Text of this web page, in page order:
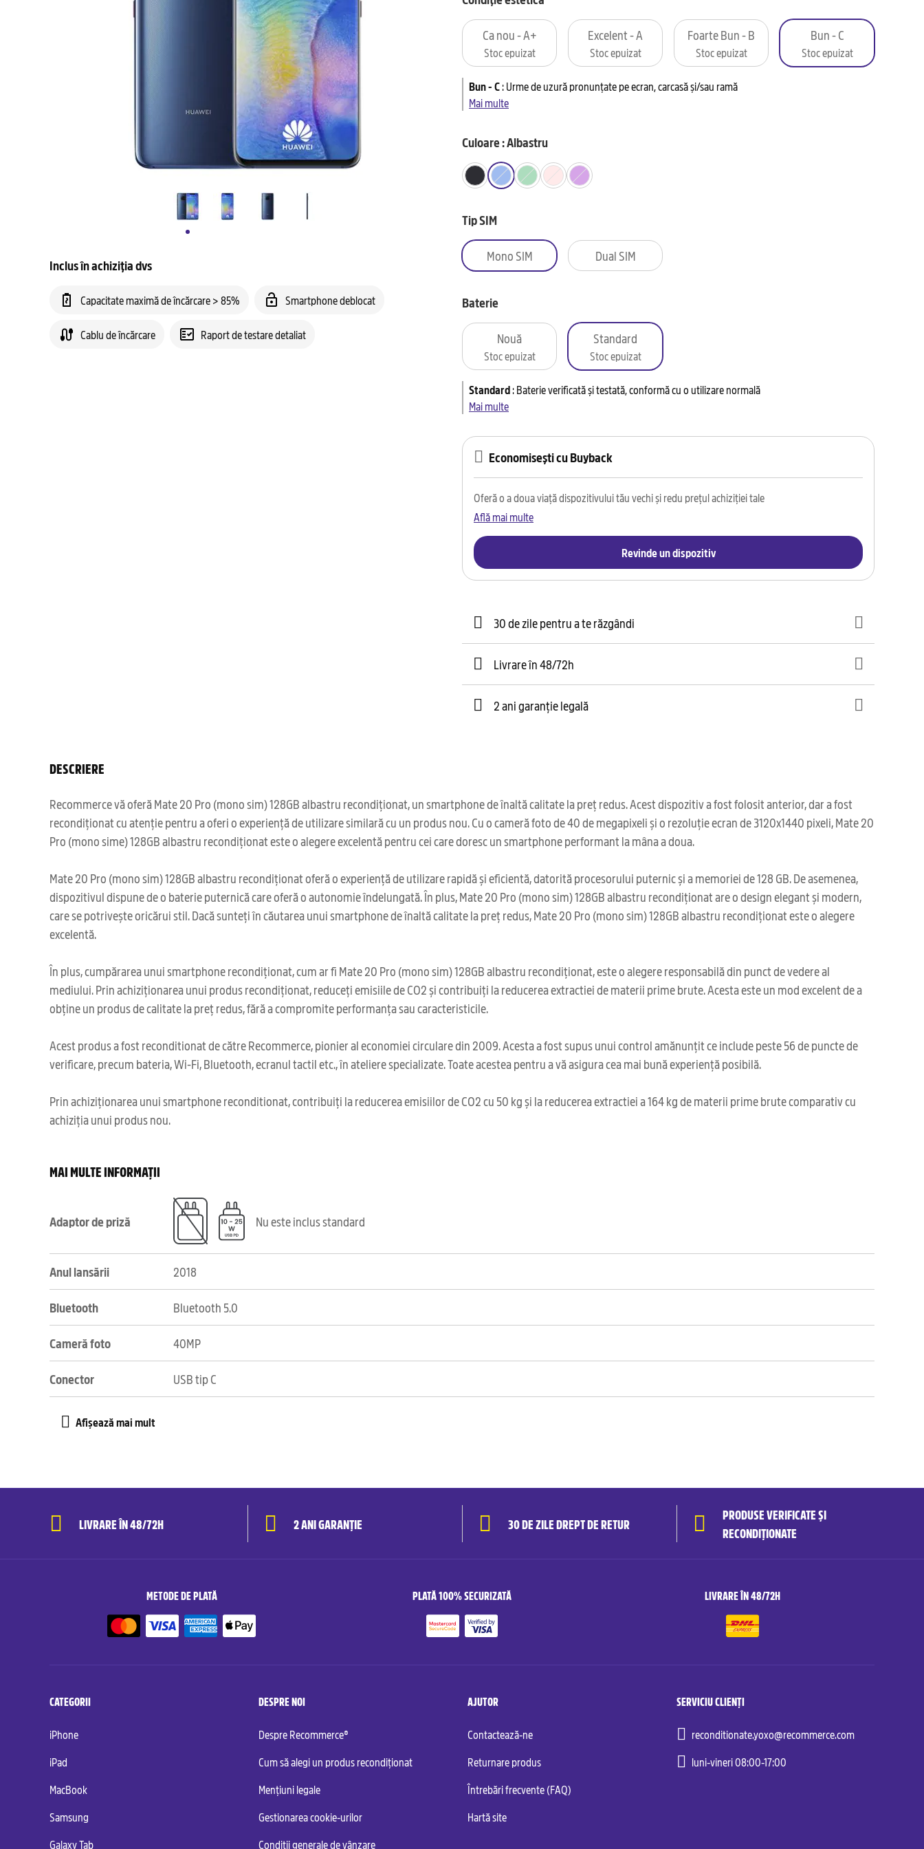
Inclus în achiziția dvs
Capacitate maximă de încărcare > 85% Smartphone deblocat
Cablu de încărcare Raport de testare detaliat
Ca nou - A+
Stoc epuizat
Excelent - A
Stoc epuizat
Foarte Bun - B
Stoc epuizat
Bun - C
Stoc epuizat
Bun - C:Urme de uzură pronunțate pe ecran, carcasă și/sau ramă
Mai multe
Culoare : Albastru
Tip SIM
Mono SIM Dual SIM
Baterie
Nouă
Stoc epuizat
Standard
Stoc epuizat
Standard:Baterie verificată și testată, conformă cu o utilizare normală
Mai multe
Economisești cu Buyback
Oferă o a doua viață dispozitivului tău vechi și redu prețul achiziției tale
Află mai multe
Revinde un dispozitiv
30 de zile pentru a te răzgândi
Livrare în 48/72h
2 ani garanție legală
DESCRIERE
Recommerce vă oferă Mate 20 Pro (mono sim) 128GB albastru recondiționat, un smartphone de înaltă calitate la preț redus. Acest dispozitiv a fost folosit anterior, dar a fost
recondiționat cu atenție pentru a oferi o experiență de utilizare similară cu un produs nou. Cu o cameră foto de 40 de megapixeli și o rezoluție ecran de 3120x1440 pixeli, Mate 20
Pro (mono sime) 128GB albastru recondiționat este o alegere excelentă pentru cei care doresc un smartphone performant la mâna a doua.
Mate 20 Pro (mono sim) 128GB albastru recondiționat oferă o experiență de utilizare rapidă și eficientă, datorită procesorului puternic și a memoriei de 128 GB. De asemenea,
dispozitivul dispune de o baterie puternică care oferă o autonomie îndelungată. În plus, Mate 20 Pro (mono sim) 128GB albastru recondiționat are o design elegant și modern,
care se potrivește oricărui stil. Dacă sunteți în căutarea unui smartphone de înaltă calitate la preț redus, Mate 20 Pro (mono sim) 128GB albastru recondiționat este o alegere
excelentă.
În plus, cumpărarea unui smartphone recondiționat, cum ar fi Mate 20 Pro (mono sim) 128GB albastru recondiționat, este o alegere responsabilă din punct de vedere al
mediului. Prin achiziționarea unui produs recondiționat, reduceți emisiile de CO2 și contribuiți la reducerea extractiei de materii prime brute. Acesta este un mod excelent de a
obține un produs de calitate la preț redus, fără a compromite performanța sau caracteristicile.
Acest produs a fost reconditionat de către Recommerce, pionier al economiei circulare din 2009. Acesta a fost supus unui control amănunțit ce include peste 56 de puncte de
verificare, precum bateria, Wi-Fi, Bluetooth, ecranul tactil etc., în ateliere specializate. Toate acestea pentru a vă asigura cea mai bună experiență posibilă.
Prin achiziționarea unui smartphone reconditionat, contribuiți la reducerea emisiilor de CO2 cu 50 kg și la reducerea extractiei a 164 kg de materii prime brute comparativ cu
achiziția unui produs nou.
MAI MULTE INFORMAȚII
Adaptor de priză Nu este inclus standard
Anul lansării 2018
Bluetooth Bluetooth 5.0
Cameră foto 40MP
Conector USB tip C
LIVRARE ÎN 48/72H 2 ANI GARANȚIE 30 DE ZILE DREPT DE RETUR
PRODUSE VERIFICATE ȘI
RECONDIȚIONATE
METODE DE PLATĂ PLATĂ 100% SECURIZATĂ LIVRARE ÎN 48/72H
CATEGORII
iPhone
iPad
MacBook
Samsung
Galaxy Tab
DESPRE NOI
Despre Recommerce®
Cum să alegi un produs recondiționat
Mențiuni legale
Gestionarea cookie-urilor
Condiții generale de vânzare
AJUTOR
Contactează-ne
Returnare produs
Întrebări frecvente (FAQ)
Hartă site
SERVICIU CLIENȚI
reconditionate.yoxo@recommerce.com
luni-vineri 08:00-17:00